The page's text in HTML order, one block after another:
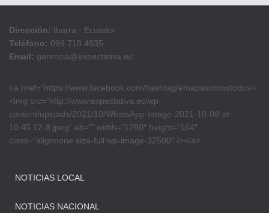
Dirección: Ibarra - Ecuador
Teléfono: 099 718 4835
Email: gerencia@expectativa.ec
<a href=”https://www.facebook.com/hashtag/emapasomostodos>
<img src=”http://www.expectativa.ec/wp-
content/uploads/2021/10/WhatsApp-Image-2021-10-08-at-
10.45.12-8.jpeg” alt=”” width=”1280″ height=”164″
class=”alignnone size-full wp-image-32500″ /></a>
NOTICIAS LOCAL
NOTICIAS NACIONAL